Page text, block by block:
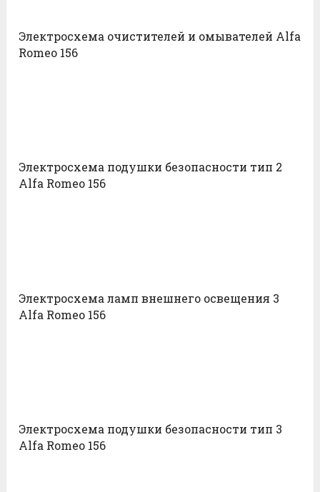
Электросхема очистителей и омывателей Alfa
Romeo 156
Электросхема подушки безопасности тип 2
Alfa Romeo 156
Электросхема ламп внешнего освещения 3
Alfa Romeo 156
Электросхема подушки безопасности тип 3
Alfa Romeo 156